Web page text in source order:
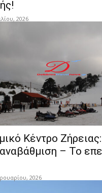
2026
Κέντρο
– Το
2026